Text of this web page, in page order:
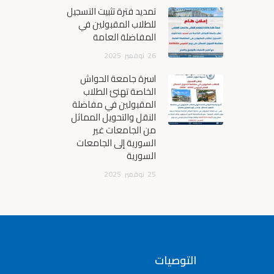
تمديد فترة تثبيت التسجيل
للطلاب المقبولين في
المفاضلة العامة
26 نوفمبر 2025
أسرة جامعة الحواش
الخاصة تهنئ الطلاب
المقبولين في مفاضلة
النقل والتحويل المماثل
من الجامعات غير
السورية إلى الجامعات
السورية
25 نوفمبر 2025
التوصيات